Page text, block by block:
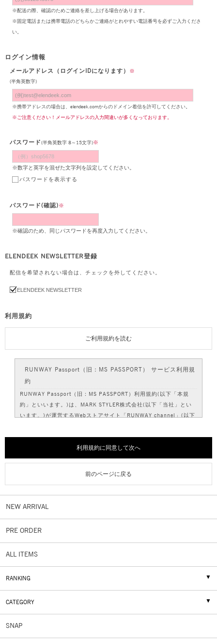
※配送の際、確認のためご連絡を差し上げる場合があります。
※固定電話または携帯電話のどちらかご連絡がとれやすい電話番号を必ずご入力くださ
い。
ログイン情報
メールアドレス（ログインIDになります） ※
(半角英数字)
※携帯アドレスの場合は、elendeek.comからのドメイン着信を許可してください。
※ご注意ください！メールアドレスの入力間違いが多くなっております。
パスワード (半角英数字 8～15文字)※
※数字と英字を混ぜた文字列を設定してください。
パスワードを表示する
パスワード(確認)※
※確認のため、同じパスワードを再度入力してください。
ELENDEEK NEWSLETTER登録
配信を希望されない場合は、チェックを外してください。
ELENDEEK NEWSLETTER
利用規約
ご利用規約を読む
RUNWAY Passport（旧：MS PASSPORT） サービス利用規
約
RUNWAY Passport（旧：MS PASSPORT）利用規約(以下「本規
約」といいます。)は、MARK STYLER株式会社(以下「当社」とい
います。)が運営するWebストアサイト「RUNWAY channel」(以下
「RCO」といいます。）、「ELENDEEK ONLINE STORE」（以下
「EOS」といいます。）、「UN3D. ONLINE STORE」（以下
「UOS」といいます。）、「LAGUNAMOON ONLINE STORE」（以
第1条 (定義)
1. 本規約における言葉の意味は次のとおりとします。
(1)「本サイト」とは、当社が運営するWebストアサイト
利用規約に同意して次へ
前のページに戻る
NEW ARRIVAL
PRE ORDER
ALL ITEMS
RANKING
CATEGORY
SNAP